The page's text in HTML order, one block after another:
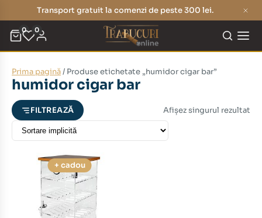
Transport gratuit la comenzi de peste 300 lei.
0 0
Prima pagină/ Produse etichetate „humidor cigar bar”
humidor cigar bar
FILTREAZĂ Afișez singurul rezultat
+ cadou